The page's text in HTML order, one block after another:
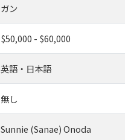
ガン
$50,000 - $60,000
英語・日本語
無し
Sunnie (Sanae) Onoda